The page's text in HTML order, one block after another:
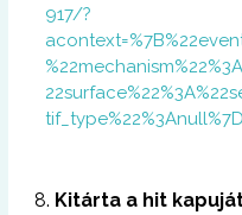
917/?
tif_type%22%3Anull%7D
Kitárta a hit